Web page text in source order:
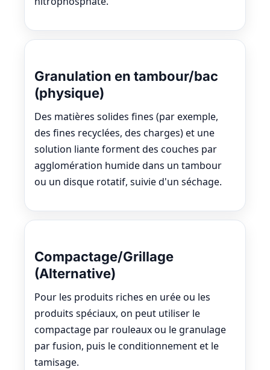
Granulation en tambour/bac
(physique)
Des matières solides fines (par exemple,
des fines recyclées, des charges) et une
solution liante forment des couches par
agglomération humide dans un tambour
ou un disque rotatif, suivie d'un séchage.
Compactage/Grillage
(Alternative)
Pour les produits riches en urée ou les
produits spéciaux, on peut utiliser le
compactage par rouleaux ou le granulage
par fusion, puis le conditionnement et le
tamisage.